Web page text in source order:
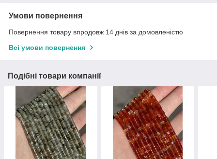
Умови повернення
Повернення товару впродовж 14 днів за домовленістю
Всі умови повернення
Подібні товари компанії